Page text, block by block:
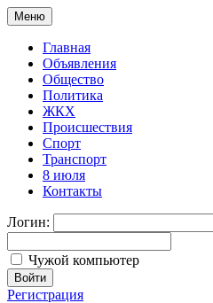
Меню
Главная
Объявления
Общество
Политика
ЖКХ
Происшествия
Спорт
Транспорт
8 июля
Контакты
Логин:
Чужой компьютер
Войти
Регистрация